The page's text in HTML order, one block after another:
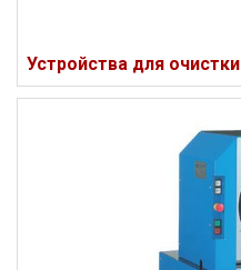
Устройства для очистки